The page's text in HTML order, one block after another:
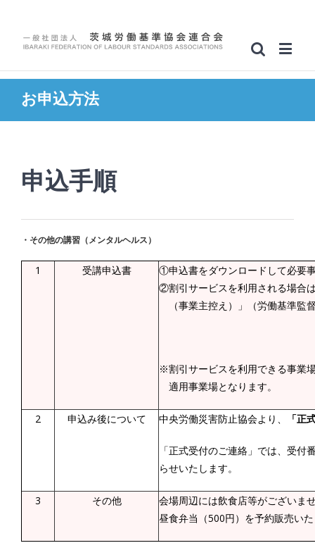
お申込方法
申込手順
・その他の講習（メンタルヘルス）
1 受講申込書
①申込書をダウンロードして必要
②割引サービスを利用される場合
（事業主控え）」（労働基準監
※割引サービスを利用できる事業
適用事業場となります。
2 申込み後について 中央労働災害防止協会より、 「正
「正式受付のご連絡」では、受
らせいたします。
3 その他
会場周辺には飲食店等がございま
昼食弁当（500円）を予約販売い